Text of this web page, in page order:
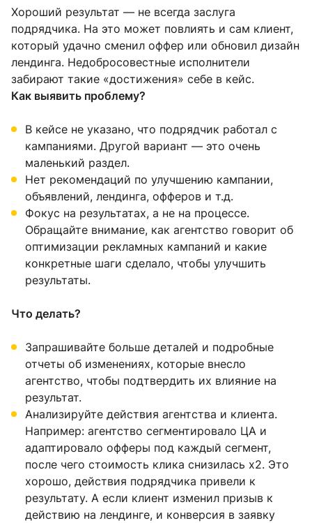
Хороший результат — не всегда заслуга
подрядчика. На это может повлиять и сам клиент,
который удачно сменил оффер или обновил дизайн
лендинга. Недобросовестные исполнители
забирают такие «достижения» себе в кейс.
Как выявить проблему?
В кейсе не указано, что подрядчик работал с
кампаниями. Другой вариант — это очень
маленький раздел.
Нет рекомендаций по улучшению кампании,
объявлений, лендинга, офферов и т.д.
Фокус на результатах, а не на процессе.
Обращайте внимание, как агентство говорит об
оптимизации рекламных кампаний и какие
конкретные шаги сделало, чтобы улучшить
результаты.
Что делать?
Запрашивайте больше деталей и подробные
отчеты об изменениях, которые внесло
агентство, чтобы подтвердить их влияние на
результат.
Анализируйте действия агентства и клиента.
Например: агентство сегментировало ЦА и
адаптировало офферы под каждый сегмент,
после чего стоимость клика снизилась х2. Это
хорошо, действия подрядчика привели к
результату. А если клиент изменил призыв к
действию на лендинге, и конверсия в заявку